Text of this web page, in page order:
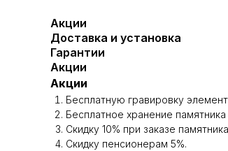
Акции
Доставка и установка
Гарантии
Акции
Акции
Бесплатную гравировку
Бесплатное хранение памятника
Скидку 10% при заказе
Скидку пенсионерам 5%.